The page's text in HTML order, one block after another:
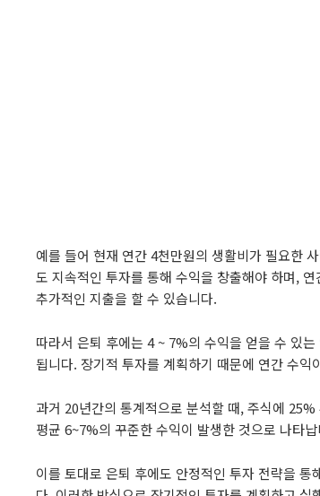
예를 들어 현재 연간 4천만원의 생활비가 필요한
도 지속적인 투자를 통해 수익을 창출해야 하며,
추가적인 지출을 할 수 있습니다.
따라서 은퇴 후에는 4 ~ 7%의 수익을 얻을 수 있
됩니다. 장기적 투자를 계획하기 때문에 연간 수
과거 20년간의 통계적으로 분석할 때, 주식에
평균 6~7%의 꾸준한 수익이 발생한 것으로 나타
이를 토대로 은퇴 후에도 안정적인 투자 전략을